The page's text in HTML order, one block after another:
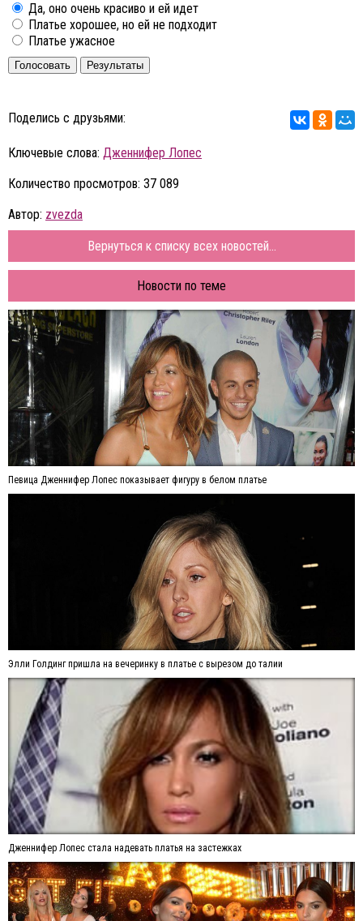
Да, оно очень красиво и ей идет
Платье хорошее, но ей не подходит
Платье ужасное
Голосовать Результаты
Поделись с друзьями:
Ключевые слова: Дженнифер Лопес
Количество просмотров: 37 089
Автор: zvezda
Вернуться к списку всех новостей...
Новости по теме
Певица Дженнифер Лопес показывает фигуру в белом платье
Элли Голдинг пришла на вечеринку в платье с вырезом до талии
Дженнифер Лопес стала надевать платья на застежках